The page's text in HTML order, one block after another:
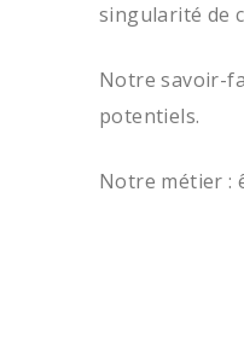
singularité de
Notre savoir-
potentiels.
Notre métier :